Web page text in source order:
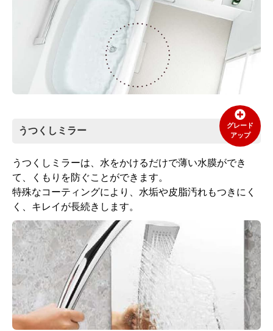
うつくしミラー
グレード
アップ
うつくしミラーは、水をかけるだけで薄い水膜ができ
て、くもりを防ぐことができます。
特殊なコーティングにより、水垢や皮脂汚れもつきにく
く、キレイが長続きします。